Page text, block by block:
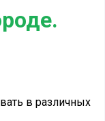
в различных